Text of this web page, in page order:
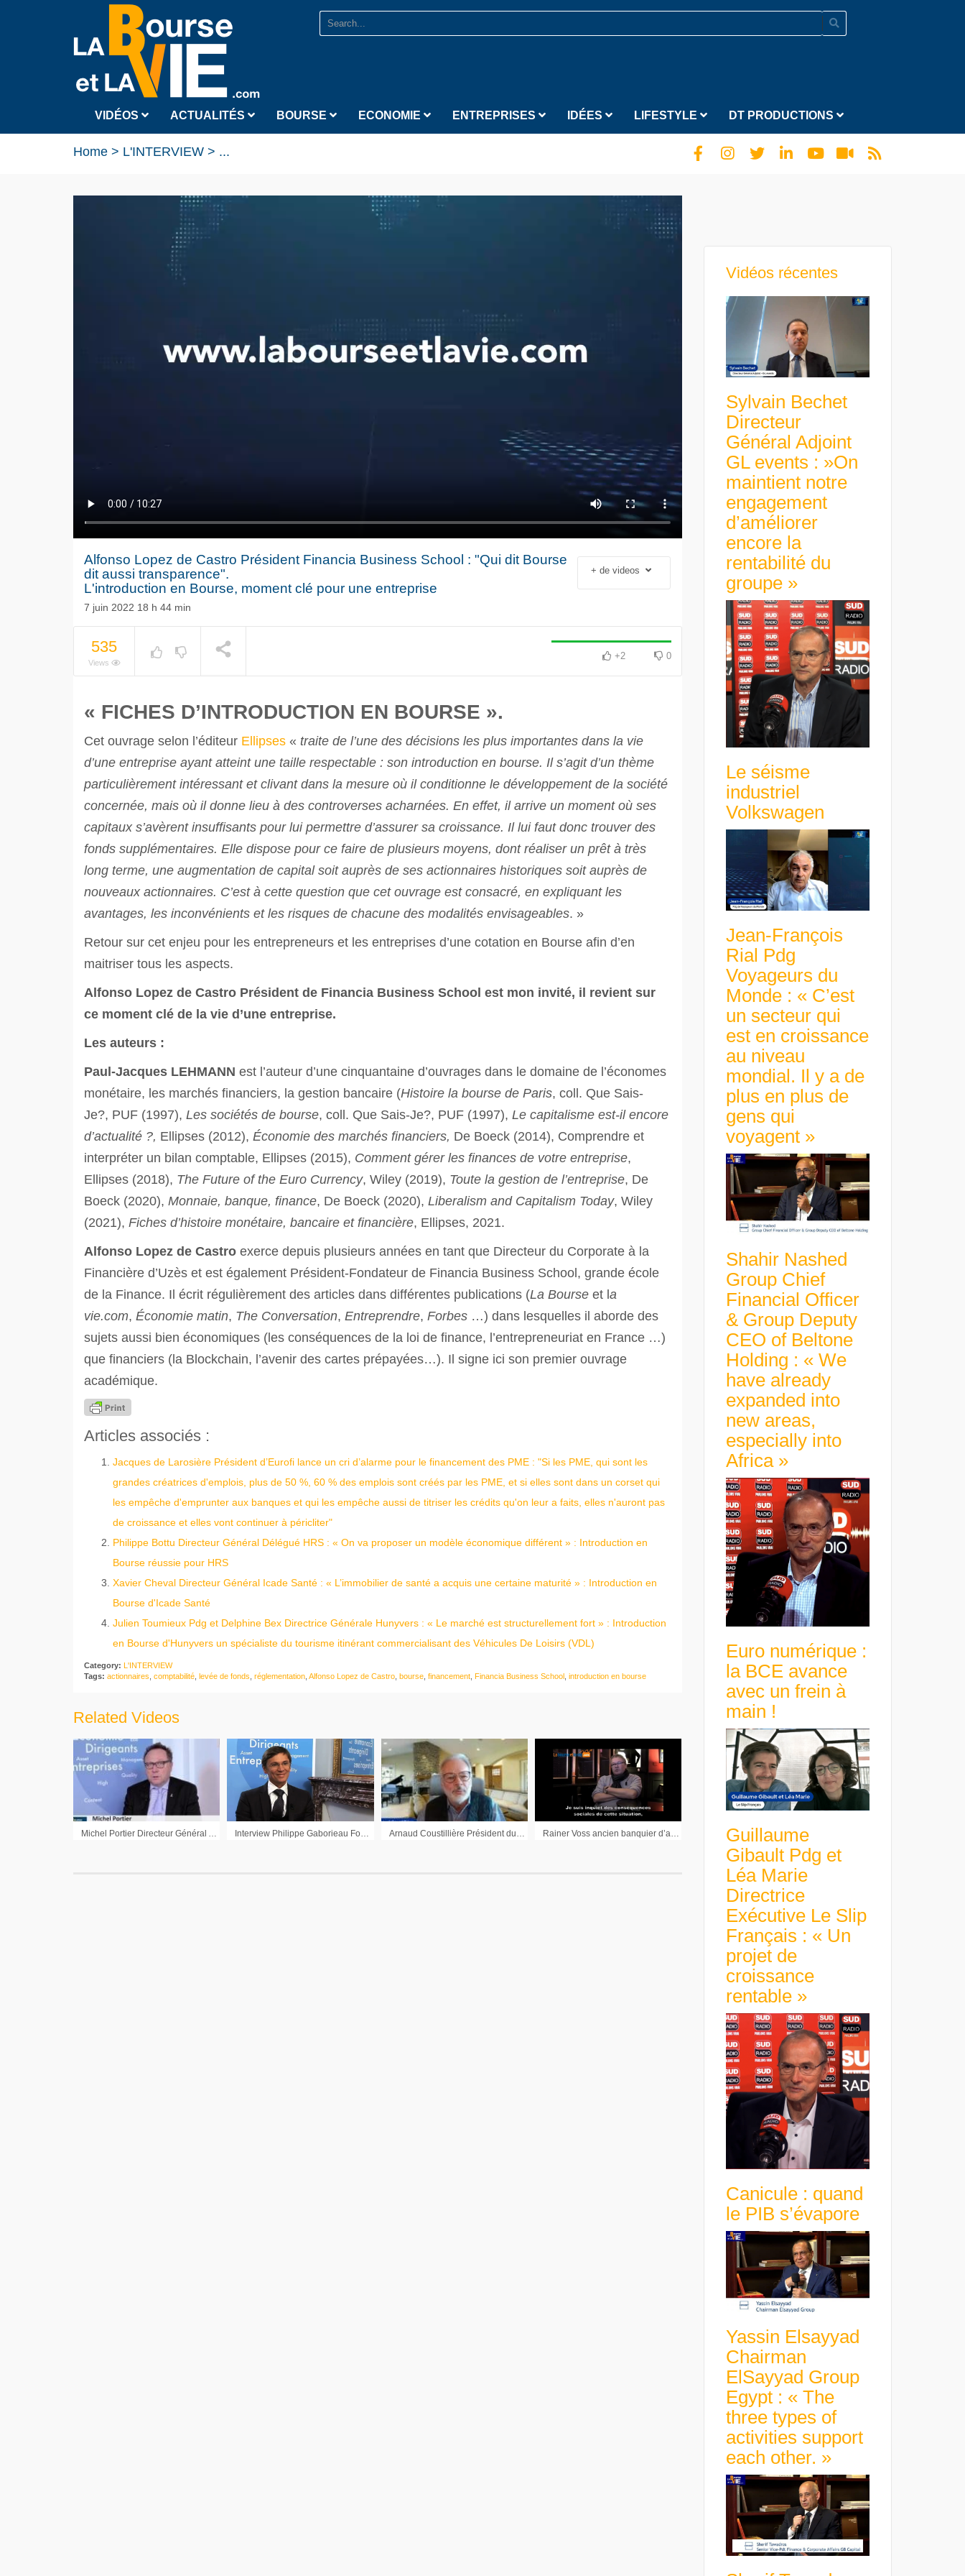
VIDÉOS ACTUALITÉS BOURSE ECONOMIE ENTREPRISES IDÉES LIFESTYLE DT PRODUCTIONS
Home > L'INTERVIEW > ...
Lecteur vidéo
NOW PLAYING
Jean-François Rial Pdg
Voyageurs du Monde : « C’est
Euro numérique : la BCE
avance avec un frein à main !
Alfonso Lopez de Castro Président Financia Business School : "Qui dit Bourse
dit aussi transparence".
L'introduction en Bourse, moment clé pour une entreprise
7 juin 2022 18 h 44 min
+ de videos
535
Views
+2 0
« FICHES D’INTRODUCTION EN BOURSE ».
Cet ouvrage selon l’éditeur Ellipses « traite de l’une des décisions les plus importantes dans la vie
d’une entreprise ayant atteint une taille respectable : son introduction en bourse. Il s’agit d’un thème
particulièrement intéressant et clivant dans la mesure où il conditionne le développement de la société
concernée, mais où il donne lieu à des controverses acharnées. En effet, il arrive un moment où ses
capitaux s’avèrent insuffisants pour lui permettre d’assurer sa croissance. Il lui faut donc trouver des
fonds supplémentaires. Elle dispose pour ce faire de plusieurs moyens, dont réaliser un prêt à très
long terme, une augmentation de capital soit auprès de ses actionnaires historiques soit auprès de
nouveaux actionnaires. C’est à cette question que cet ouvrage est consacré, en expliquant les
avantages, les inconvénients et les risques de chacune des modalités envisageables. »
Retour sur cet enjeu pour les entrepreneurs et les entreprises d’une cotation en Bourse afin d’en
maitriser tous les aspects.
Alfonso Lopez de Castro Président de Financia Business School est mon invité, il revient sur
ce moment clé de la vie d’une entreprise.
Les auteurs :
Paul-Jacques LEHMANN est l’auteur d’une cinquantaine d’ouvrages dans le domaine de l’économes
monétaire, les marchés financiers, la gestion bancaire (Histoire la bourse de Paris, coll. Que Sais-
Je?, PUF (1997), Les sociétés de bourse, coll. Que Sais-Je?, PUF (1997), Le capitalisme est-il encore
d’actualité ?, Ellipses (2012), Économie des marchés financiers, De Boeck (2014), Comprendre et
interpréter un bilan comptable, Ellipses (2015), Comment gérer les finances de votre entreprise,
Ellipses (2018), The Future of the Euro Currency, Wiley (2019), Toute la gestion de l’entreprise, De
Boeck (2020), Monnaie, banque, finance, De Boeck (2020), Liberalism and Capitalism Today, Wiley
(2021), Fiches d’histoire monétaire, bancaire et financière, Ellipses, 2021.
Alfonso Lopez de Castro exerce depuis plusieurs années en tant que Directeur du Corporate à la
Financière d’Uzès et est également Président-Fondateur de Financia Business School, grande école
de la Finance. Il écrit régulièrement des articles dans différentes publications (La Bourse et la
vie.com, Économie matin, The Conversation, Entreprendre, Forbes …) dans lesquelles il aborde des
sujets aussi bien économiques (les conséquences de la loi de finance, l’entrepreneuriat en France …)
que financiers (la Blockchain, l’avenir des cartes prépayées…). Il signe ici son premier ouvrage
académique.
Articles associés :
Jacques de Larosière Président d’Eurofi lance un cri d’alarme pour le financement des PME : "Si les PME, qui sont les
grandes créatrices d'emplois, plus de 50 %, 60 % des emplois sont créés par les PME, et si elles sont dans un corset qui
les empêche d'emprunter aux banques et qui les empêche aussi de titriser les crédits qu'on leur a faits, elles n'auront pas
de croissance et elles vont continuer à péricliter"
Philippe Bottu Directeur Général Délégué HRS : « On va proposer un modèle économique différent » : Introduction en
Bourse réussie pour HRS
Xavier Cheval Directeur Général Icade Santé : « L’immobilier de santé a acquis une certaine maturité » : Introduction en
Bourse d'Icade Santé
Julien Toumieux Pdg et Delphine Bex Directrice Générale Hunyvers : « Le marché est structurellement fort » : Introduction
en Bourse d'Hunyvers un spécialiste du tourisme itinérant commercialisant des Véhicules De Loisirs (VDL)
Category: L'INTERVIEW
Tags: actionnaires comptabilité levée de fonds réglementation Alfonso Lopez de Castro bourse financement Financia Business School introduction en bourse
Related Videos
Vidéos récentes
Sylvain Bechet
Directeur
Général Adjoint
GL events : »On
maintient notre
engagement
d’améliorer
encore la
rentabilité du
groupe »
Le séisme
industriel
Volkswagen
Jean-François
Rial Pdg
Voyageurs du
Monde : « C’est
un secteur qui
est en croissance
au niveau
mondial. Il y a de
plus en plus de
gens qui
voyagent »
Shahir Nashed
Group Chief
Financial Officer
& Group Deputy
CEO of Beltone
Holding : « We
have already
expanded into
new areas,
especially into
Africa »
Euro numérique :
la BCE avance
avec un frein à
main !
Guillaume
Gibault Pdg et
Léa Marie
Directrice
Exécutive Le Slip
Français : « Un
projet de
croissance
rentable »
Canicule : quand
le PIB s’évapore
Yassin Elsayyad
Chairman
ElSayyad Group
Egypt : « The
three types of
activities support
each other. »